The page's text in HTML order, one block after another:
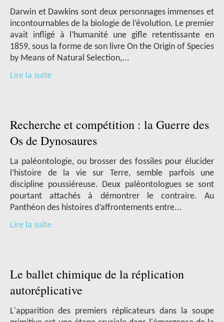
Darwin et Dawkins sont deux personnages immenses et
incontournables de la biologie de l’évolution. Le premier
avait infligé à l’humanité une gifle retentissante en
1859, sous la forme de son livre On the Origin of Species
by Means of Natural Selection,...
Lire la suite
Recherche et compétition : la Guerre des
Os de Dynosaures
La paléontologie, ou brosser des fossiles pour élucider
l’histoire de la vie sur Terre, semble parfois une
discipline poussiéreuse. Deux paléontologues se sont
pourtant attachés à démontrer le contraire. Au
Panthéon des histoires d’affrontements entre...
Lire la suite
Le ballet chimique de la réplication
autoréplicative
L'apparition des premiers réplicateurs dans la soupe